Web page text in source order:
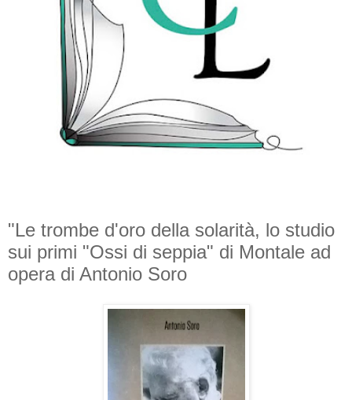
"Le trombe d'oro della solarità, lo studio
sui primi "Ossi di seppia" di Montale ad
opera di Antonio Soro